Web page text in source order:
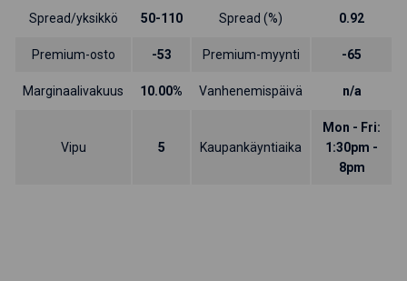
Spread/yksikkö 50-110 Spread (%) 0.92
Premium-osto -53 Premium-myynti -65
Marginaalivakuus 10.00% Vanhenemispäivä n/a
Vipu 5 Kaupankäyntiaika
Mon - Fri:
1:30pm -
8pm